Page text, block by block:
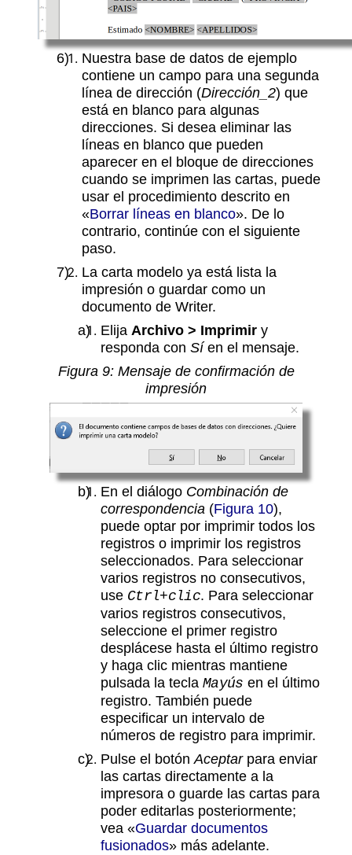
Nuestra base de datos de ejemplo
contiene un campo para una segunda
línea de dirección (Dirección_2) que
está en blanco para algunas
direcciones. Si desea eliminar las
líneas en blanco que pueden
aparecer en el bloque de direcciones
cuando se imprimen las cartas, puede
usar el procedimiento descrito en
«Borrar líneas en blanco». De lo
contrario, continúe con el siguiente
paso.
La carta modelo ya está lista la
impresión o guardar como un
documento de Writer.
Elija Archivo > Imprimir y
responda con Síen el mensaje.
Figura 9: Mensaje de confirmación de
impresión
En el diálogo Combinación de
correspondencia (Figura 10),
puede optar por imprimir todos los
registros o imprimir los registros
seleccionados. Para seleccionar
varios registros no consecutivos,
use Ctrl+clic. Para seleccionar
varios registros consecutivos,
seleccione el primer registro
desplácese hasta el último registro
y haga clic mientras mantiene
pulsada la tecla Mayús en el último
registro. También puede
especificar un intervalo de
números de registro para imprimir.
Pulse el botón Aceptarpara enviar
las cartas directamente a la
impresora o guarde las cartas para
poder editarlas posteriormente;
vea «Guardar documentos
fusionados» más adelante.